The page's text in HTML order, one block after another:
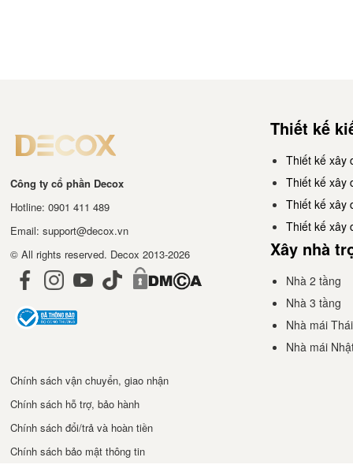
Công ty cổ phần Decox
Hotline: 0901 411 489
Email: support@decox.vn
© All rights reserved. Decox 2013-2026
Chính sách vận chuyển, giao nhận
Chính sách hỗ trợ, bảo hành
Chính sách đổi/trả và hoàn tiền
Chính sách bảo mật thông tin
Thiết kế
Thiết kế xây
Thiết kế xây
Thiết kế xây
Thiết kế xây
Xây nhà
Nhà 2 tầng
Nhà 3 tầng
Nhà mái Thái
Nhà mái